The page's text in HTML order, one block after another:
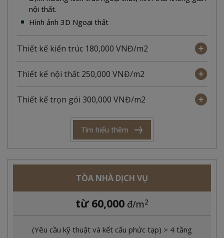
nội thất.
Hình ảnh 3D Ngoại thất
Thiết kế kiến trúc 180,000 VNĐ/m2
Thiết kế nội thất 250,000 VNĐ/m2
Thiết kế trọn gói 300,000 VNĐ/m2
Tìm hiểu thêm
TÒA NHÀ DỊCH VỤ
từ 60,000 đ/m2
(Yêu cầu kỹ thuật và kết cấu phức tạp) > 4 tầng